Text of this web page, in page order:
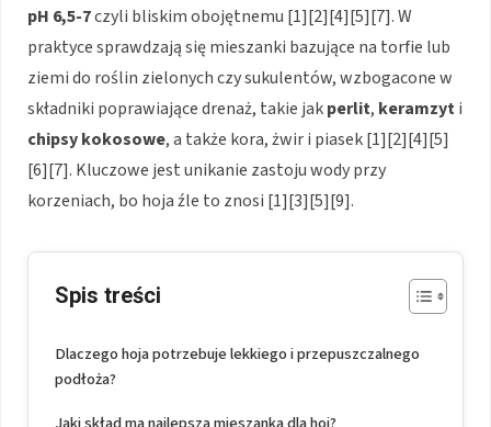
pH 6,5-7czyli bliskim obojętnemu [1][2][4][5][7]. W
praktyce sprawdzają się mieszanki bazujące na torfie lub
ziemi do roślin zielonych czy sukulentów, wzbogacone w
składniki poprawiające drenaż, takie jakperlit, keramzyti
chipsy kokosowe, a także kora, żwir i piasek [1][2][4][5]
[6][7]. Kluczowe jest unikanie zastoju wody przy
korzeniach, bo hoja źle to znosi [1][3][5][9].
Spis treści
Dlaczego hoja potrzebuje lekkiego i przepuszczalnego
podłoża?